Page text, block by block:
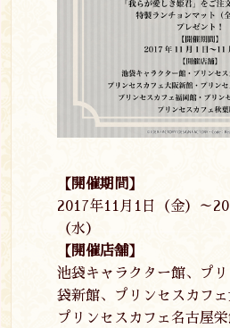
【開催期間】
2017年11 月 1 日（金）～
（水）
【開催店舗】
池袋キャラクター館、プ
袋新館、プリンセスカフェ
プリンセスカフェ名古屋